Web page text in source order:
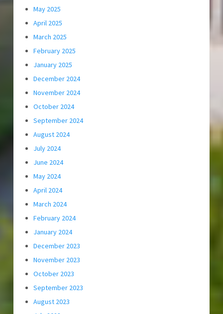
May 2025
April 2025
March 2025
February 2025
January 2025
December 2024
November 2024
October 2024
September 2024
August 2024
July 2024
June 2024
May 2024
April 2024
March 2024
February 2024
January 2024
December 2023
November 2023
October 2023
September 2023
August 2023